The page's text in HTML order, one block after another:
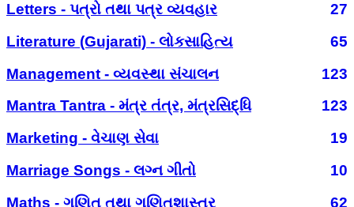
Letters - પત્રો તથા પત્ર વ્યવહાર
27
Literature (Gujarati) - લોકસાહિત્ય
65
Management - વ્યવસ્થા સંચાલન
123
Mantra Tantra - મંત્ર તંત્ર, મંત્રસિદ્ધિ
123
Marketing - વેચાણ સેવા
19
Marriage Songs - લગ્ન ગીતો
10
Maths - ગણિત તથા ગણિતશાસ્ત્ર
62